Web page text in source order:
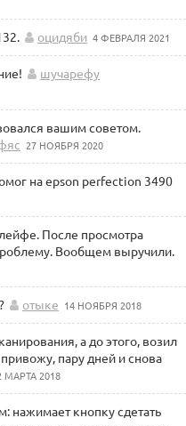
оцидяби 4 ФЕВРАЛЯ 2021
шучарефу
вашим советом.
27 НОЯБРЯ 2020
на epson perfection 3490
После просмотра
Вообщем выручили.
отыке 14 НОЯБРЯ 2018
а до этого, возил
пару дней и снова
МАРТА 2018
кнопку сдетать